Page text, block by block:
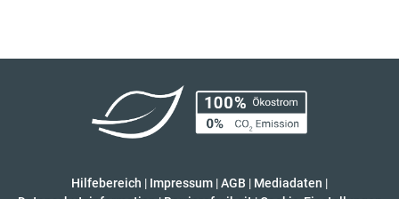
Hilfebereich | Impressum |AGB | Mediadaten |